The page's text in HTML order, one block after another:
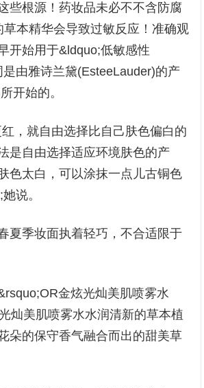
些根源！药妆品未必不不含防腐
本精华会导致过敏反应！准确观
开始用于&ldquo;低敏感性
由雅诗兰黛(EsteeLauder)的产
开始的。
，就自由选择比自己肤色偏白的
是自由选择适应环境肤色的产
色太白，可以涂抹一点儿古铜色
说。
夏季妆面执着轻巧，不合适限于
金炫光灿美肌喷雾水
灿美肌喷雾水水润清新的草本植
朵的保守香气融合而出的甜美草